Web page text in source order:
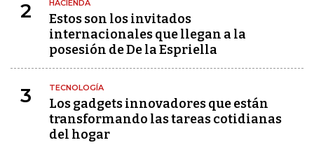
2 HACIENDA
Estos son los invitados
internacionales que llegan a la
posesión de De la Espriella
3 TECNOLOGÍA
Los gadgets innovadores que están
transformando las tareas cotidianas
del hogar